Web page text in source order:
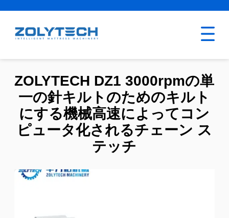
ZOLYTECH DZ1 3000rpmの単
一の針キルトのためのキルト
にする機械高速によってコン
ピュータ化されるチェーン ス
テッチ